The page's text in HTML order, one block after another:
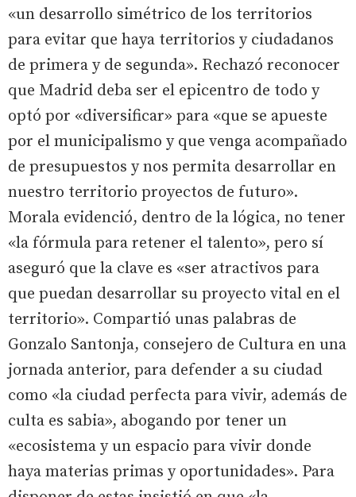
«un desarrollo simétrico de los territorios
para evitar que haya territorios y ciudadanos
de primera y de segunda». Rechazó reconocer
que Madrid deba ser el epicentro de todo y
optó por «diversificar» para «que se apueste
por el municipalismo y que venga acompañado
de presupuestos y nos permita desarrollar en
nuestro territorio proyectos de futuro».
Morala evidenció, dentro de la lógica, no tener
«la fórmula para retener el talento», pero sí
aseguró que la clave es «ser atractivos para
que puedan desarrollar su proyecto vital en el
territorio». Compartió unas palabras de
Gonzalo Santonja, consejero de Cultura en una
jornada anterior, para defender a su ciudad
como «la ciudad perfecta para vivir, además de
culta es sabia», abogando por tener un
«ecosistema y un espacio para vivir donde
haya materias primas y oportunidades». Para